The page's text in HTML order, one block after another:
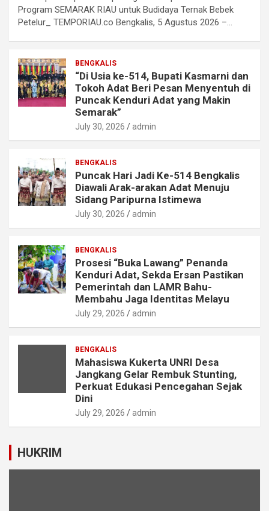
Program SEMARAK RIAU untuk Budidaya Ternak Bebek
Petelur_ TEMPORIAU.co Bengkalis, 5 Agustus 2026 –…
BENGKALIS
“Di Usia ke-514, Bupati Kasmarni dan
Tokoh Adat Beri Pesan Menyentuh di
Puncak Kenduri Adat yang Makin
Semarak”
July 30, 2026 admin
BENGKALIS
Puncak Hari Jadi Ke-514 Bengkalis
Diawali Arak-arakan Adat Menuju
Sidang Paripurna Istimewa
July 30, 2026 admin
BENGKALIS
Prosesi “Buka Lawang” Penanda
Kenduri Adat, Sekda Ersan Pastikan
Pemerintah dan LAMR Bahu-
Membahu Jaga Identitas Melayu
July 29, 2026 admin
BENGKALIS
Mahasiswa Kukerta UNRI Desa
Jangkang Gelar Rembuk Stunting,
Perkuat Edukasi Pencegahan Sejak
Dini
July 29, 2026 admin
HUKRIM